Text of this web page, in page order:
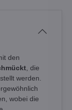
den
, die
werden.
wobei die